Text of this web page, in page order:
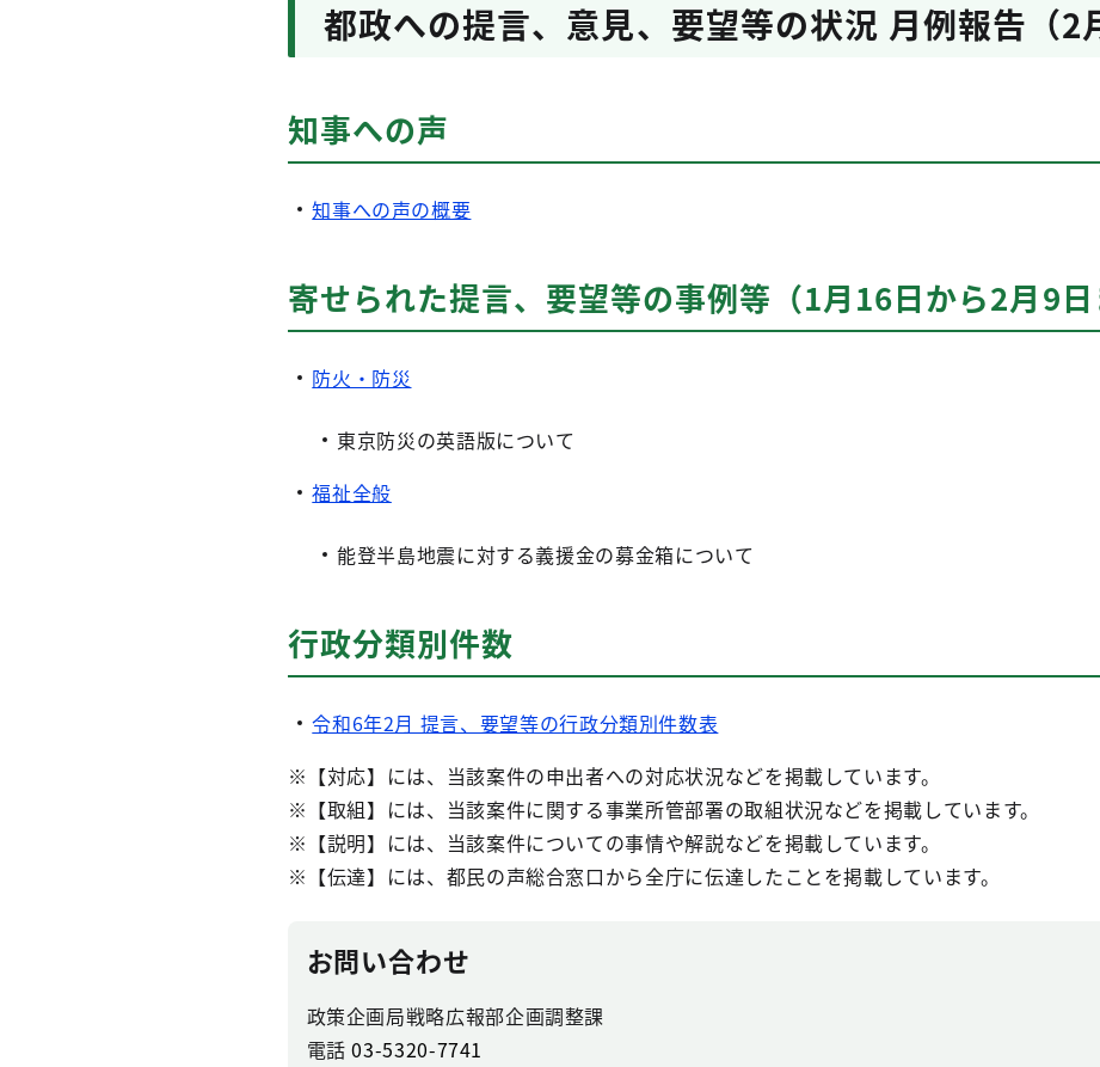
都政への提言、意見、要望等の状況 月例報告（2
知事への声
知事への声の概要
寄せられた提言、要望等の事例等（1月16日から2月9日
防火・防災
東京防災の英語版について
福祉全般
能登半島地震に対する義援金の募金箱について
行政分類別件数
令和6年2月 提言、要望等の行政分類別件数表
※【対応】には、当該案件の申出者への対応状況などを掲載しています。
※【取組】には、当該案件に関する事業所管部署の取組状況などを掲載しています。
※【説明】には、当該案件についての事情や解説などを掲載しています。
※【伝達】には、都民の声総合窓口から全庁に伝達したことを掲載しています。
お問い合わせ
政策企画局戦略広報部企画調整課
電話03-5320-7741